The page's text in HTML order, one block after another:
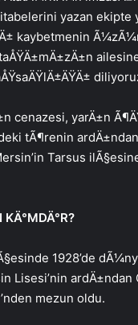
yazan ekipte
kaybetmenin
cenazesi, yarÄ±n
tÃ¶renin
Tarsus
1928’de
Lisesi’nin
mezun oldu.